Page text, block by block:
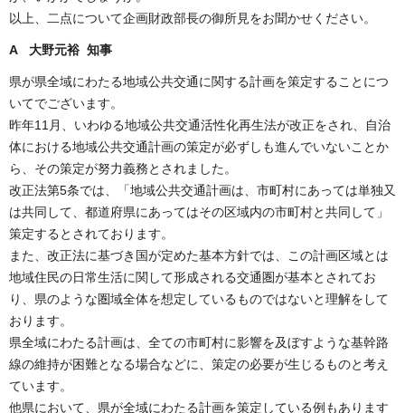
以上、二点について企画財政部長の御所見をお聞かせください。
A 大野元裕 知事
県が県全域にわたる地域公共交通に関する計画を策定することにつ
いてでございます。
昨年11月、いわゆる地域公共交通活性化再生法が改正をされ、自治
体における地域公共交通計画の策定が必ずしも進んでいないことか
ら、その策定が努力義務とされました。
改正法第5条では、「地域公共交通計画は、市町村にあっては単独又
は共同して、都道府県にあってはその区域内の市町村と共同して」
策定するとされております。
また、改正法に基づき国が定めた基本方針では、この計画区域とは
地域住民の日常生活に関して形成される交通圏が基本とされてお
り、県のような圏域全体を想定しているものではないと理解をして
おります。
県全域にわたる計画は、全ての市町村に影響を及ぼすような基幹路
線の維持が困難となる場合などに、策定の必要が生じるものと考え
ています。
他県において、県が全域にわたる計画を策定している例もあります